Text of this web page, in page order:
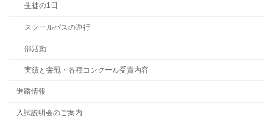
生徒の1日
スクールバスの運行
部活動
実績と栄冠・各種コンクール受賞内容
進路情報
入試説明会のご案内